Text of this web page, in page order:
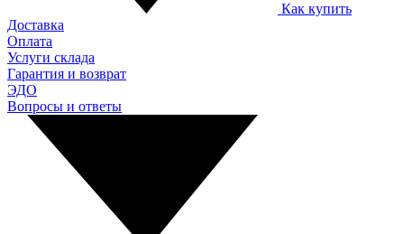
Как купить
Доставка
Оплата
Услуги склада
Гарантия и возврат
ЭДО
Вопросы и ответы